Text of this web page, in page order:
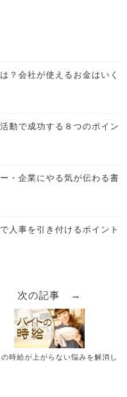
？会社が使えるお金はいく
動で成功する８つのポイン
・企業にやる気が伝わる書
人事を引き付けるポイント
次の記事 →
時給が上がらない悩みを解消し